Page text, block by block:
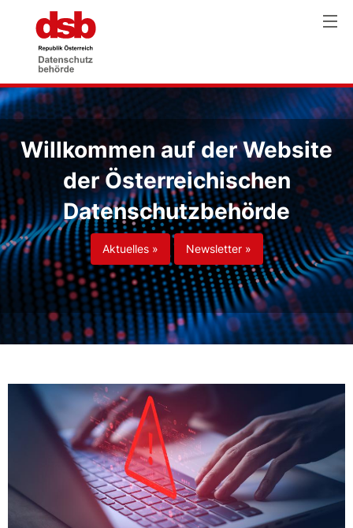
Willkommen auf der Website
der Österreichischen
Datenschutzbehörde
Aktuelles » Newsletter »